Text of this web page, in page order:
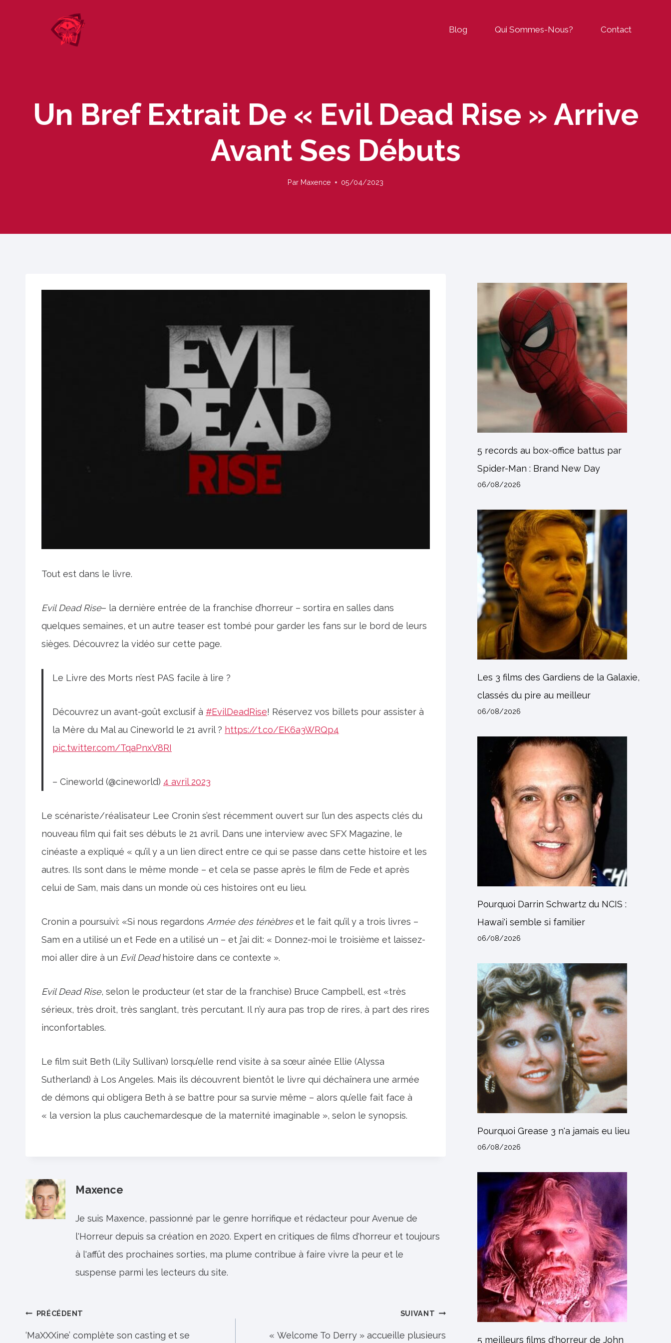
Blog Qui Sommes-Nous? Contact
Un Bref Extrait De « Evil Dead Rise » Arrive
Avant Ses Débuts
Par Maxence 05/04/2023
Tout est dans le livre.
Evil Dead Rise– la dernière entrée de la franchise d’horreur – sortira en salles dans
quelques semaines, et un autre teaser est tombé pour garder les fans sur le bord de leurs
sièges. Découvrez la vidéo sur cette page.
Le Livre des Morts n’est PAS facile à lire ?
Découvrez un avant-goût exclusif à #EvilDeadRise! Réservez vos billets pour assister à
la Mère du Mal au Cineworld le 21 avril ? https://t.co/EK6a3WRQp4
pic.twitter.com/TqaPnxV8RI
– Cineworld (@cineworld) 4 avril 2023
Le scénariste/réalisateur Lee Cronin s’est récemment ouvert sur l’un des aspects clés du
nouveau film qui fait ses débuts le 21 avril. Dans une interview avec SFX Magazine, le
cinéaste a expliqué « qu’il y a un lien direct entre ce qui se passe dans cette histoire et les
autres. Ils sont dans le même monde – et cela se passe après le film de Fede et après
celui de Sam, mais dans un monde où ces histoires ont eu lieu.
Cronin a poursuivi: «Si nous regardons Armée des ténèbreset le fait qu’il y a trois livres –
Sam en a utilisé un et Fede en a utilisé un – et j’ai dit: « Donnez-moi le troisième et laissez-
moi aller dire à un Evil Deadhistoire dans ce contexte ».
Evil Dead Rise, selon le producteur (et star de la franchise) Bruce Campbell, est «très
sérieux, très droit, très sanglant, très percutant. Il n’y aura pas trop de rires, à part des rires
inconfortables.
Le film suit Beth (Lily Sullivan) lorsqu’elle rend visite à sa sœur aînée Ellie (Alyssa
Sutherland) à Los Angeles. Mais ils découvrent bientôt le livre qui déchaînera une armée
de démons qui obligera Beth à se battre pour sa survie même – alors qu’elle fait face à
« la version la plus cauchemardesque de la maternité imaginable », selon le synopsis.
Maxence
Je suis Maxence, passionné par le genre horrifique et rédacteur pour Avenue de
l'Horreur depuis sa création en 2020. Expert en critiques de films d'horreur et toujours
à l'affût des prochaines sorties, ma plume contribue à faire vivre la peur et le
suspense parmi les lecteurs du site.
Navigation
de
PRÉCÉDENT
‘MaXXXine’ complète son casting et se
SUIVANT
« Welcome To Derry » accueille plusieurs
5 records au box-office battus par
Spider-Man : Brand New Day
06/08/2026
Les 3 films des Gardiens de la Galaxie,
classés du pire au meilleur
06/08/2026
Pourquoi Darrin Schwartz du NCIS :
Hawai'i semble si familier
06/08/2026
Pourquoi Grease 3 n'a jamais eu lieu
06/08/2026
5 meilleurs films d'horreur de John